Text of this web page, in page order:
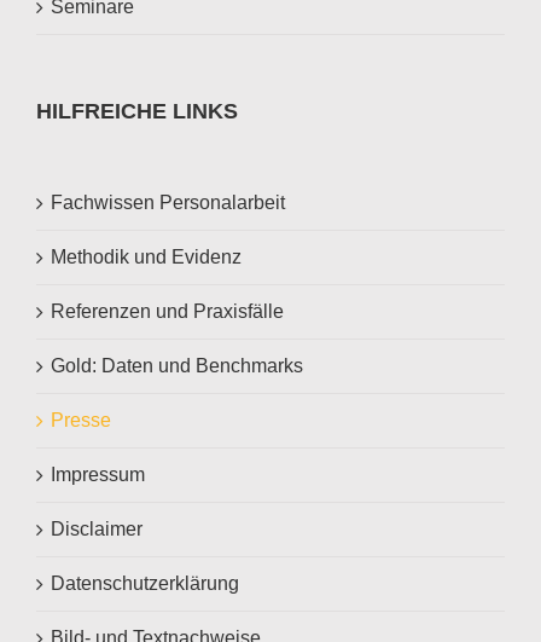
Seminare
HILFREICHE LINKS
Fachwissen Personalarbeit
Methodik und Evidenz
Referenzen und Praxisfälle
Gold: Daten und Benchmarks
Presse
Impressum
Disclaimer
Datenschutzerklärung